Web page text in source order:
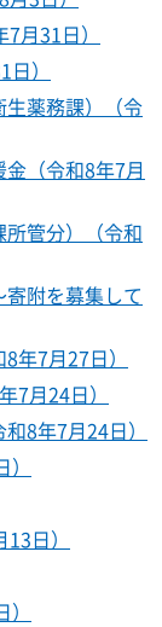
月31日）
）
薬務課）（令
（令和8年7月
管分）（令和
附を募集して
年7月27日）
7月24日）
8年7月24日）
日）